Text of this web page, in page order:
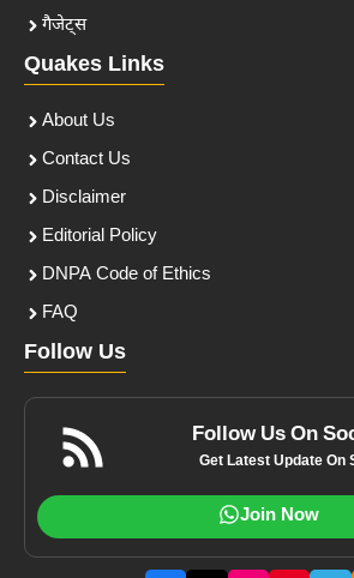
गैजेट्स
Quakes Links
About Us
Contact Us
Disclaimer
Editorial Policy
DNPA Code of Ethics
FAQ
Follow Us
Follow Us On
Get Latest Update On
Join Now